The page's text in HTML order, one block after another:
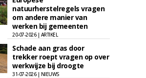
natuurherstelregels vragen
om andere manier van
werken bij gemeenten
20-07-2026 | ARTIKEL
Schade aan gras door
trekker roept vragen op over
werkwijze bij droogte
31-07-2026 | NIEUWS